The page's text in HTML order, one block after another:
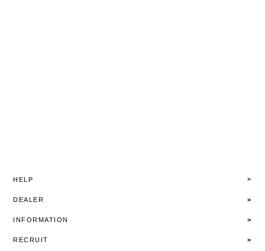
HELP
DEALER
INFORMATION
RECRUIT